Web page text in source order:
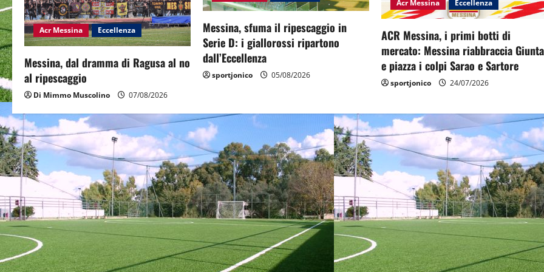
g
a
t
i
o
n
Acr Messina Eccellenza
Messina, dal dramma di Ragusa al no
al ripescaggio
Di Mimmo Muscolino 07/08/2026
Messina, sfuma il ripescaggio in
Serie D: i giallorossi ripartono
dall’Eccellenza
sportjonico 05/08/2026
Acr Messina Eccellenza
ACR Messina, i primi botti di
mercato: Messina riabbraccia Giunta
e piazza i colpi Sarao e Sartore
sportjonico 24/07/2026